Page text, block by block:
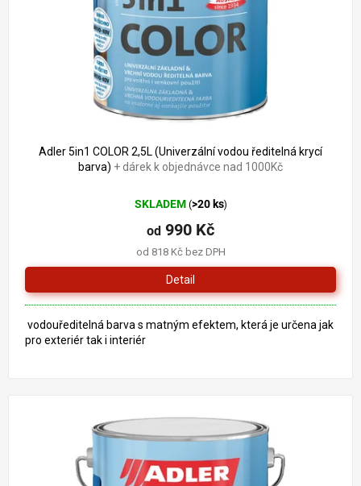
Adler 5in1 COLOR 2,5L (Univerzální vodou ředitelná krycí
barva) + dárek k objednávce nad 1000Kč
SKLADEM (>20 ks)
od 818 Kč bez DPH
od 990 Kč
Detail
vodouředitelná barva s matným efektem, která je určena jak
pro exteriér tak i interiér